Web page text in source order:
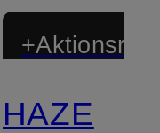
HAZE